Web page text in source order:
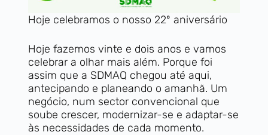
Hoje celebramos o nosso 22º aniversário
Hoje fazemos vinte e dois anos e vamos
celebrar a olhar mais além. Porque foi
assim que a SDMAQ chegou até aqui,
antecipando e planeando o amanhã. Um
negócio, num sector convencional que
soube crescer, modernizar-se e adaptar-se
às necessidades de cada momento.